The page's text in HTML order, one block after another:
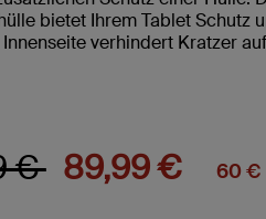
bietet Ihrem Tablet Schutz
verhindert Kratzer
von
€auf
89,99 € 60 €